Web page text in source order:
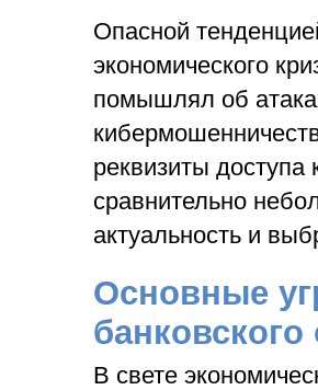
Опасной
экономического
помышлял об
реквизиты
сравнительно
актуальность и
Основные
В свете